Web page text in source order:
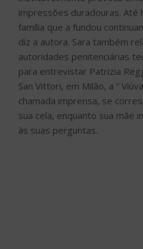
impressões duradouras. Até
família que a fundou
diz a autora. Sara também
autoridades penitenciárias
para entrevistar Patrizia
San Vittori, em Milão, a “
chamada imprensa, se
sua cela, enquanto sua mãe
às suas perguntas.